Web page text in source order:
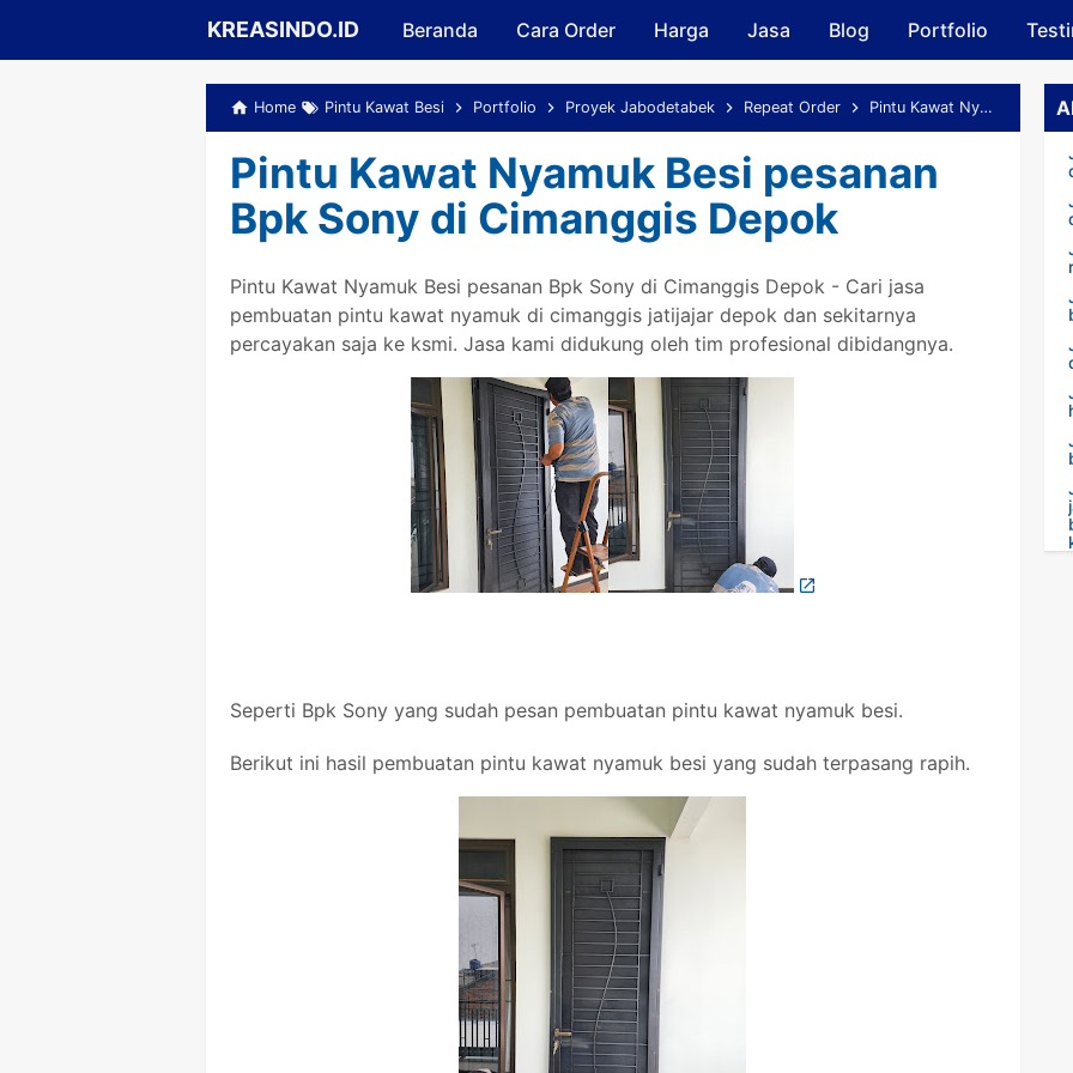
Skip to main content
KREASINDO.ID Beranda Cara Order Harga Jasa Blog Portfolio
Home Pintu Kawat Besi Portfolio Proyek Jabodetabek Repeat Order Pintu Kawat Nyamuk Besi pesanan Bpk Sony di Cimanggis Depok
Pintu Kawat Nyamuk Besi pesanan
Bpk Sony di Cimanggis Depok
Pintu Kawat Nyamuk Besi pesanan Bpk Sony di Cimanggis Depok - Cari jasa
pembuatan pintu kawat nyamuk di cimanggis jatijajar depok dan sekitarnya
percayakan saja ke ksmi. Jasa kami didukung oleh tim profesional dibidangnya.
Seperti Bpk Sony yang sudah pesan pembuatan pintu kawat nyamuk besi.
Berikut ini hasil pembuatan pintu kawat nyamuk besi yang sudah terpasang rapih.